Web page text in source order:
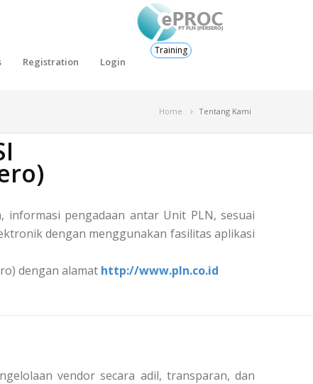
Training
Registration Login
Home Tentang Kami
pengadaan antar Unit PLN, sesuai
dengan menggunakan fasilitas aplikasi
dengan alamat http://www.pln.co.id
vendor secara adil, transparan, dan